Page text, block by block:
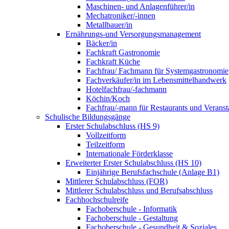
Maschinen- und Anlagenführer/in
Mechatroniker/-innen
Metallbauer/in
Ernährungs-und Versorgungsmanagement
Bäcker/in
Fachkraft Gastronomie
Fachkraft Küche
Fachfrau/ Fachmann für Systemgastronomie
Fachverkäufer/in im Lebensmittelhandwerk
Hotelfachfrau/-fachmann
Köchin/Koch
Fachfrau/-mann für Restaurants und
Schulische Bildungsgänge
Erster Schulabschluss (HS 9)
Vollzeitform
Teilzeitform
Internationale Förderklasse
Erweiterter Erster Schulabschluss (HS 10)
Einjährige Berufsfachschule (Anlage B1)
Mittlerer Schulabschluss (FOR)
Mittlerer Schulabschluss und Berufsabschluss
Fachhochschulreife
Fachoberschule - Informatik
Fachoberschule - Gestaltung